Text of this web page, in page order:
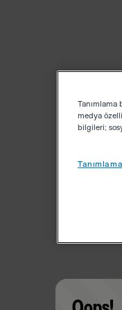
medya
bilgileri;